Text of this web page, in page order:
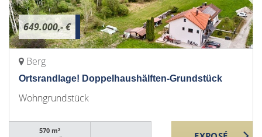
649.000,- €
Berg
Ortsrandlage! Doppelhaushälften-Grundstück
Wohngrundstück
570 m²